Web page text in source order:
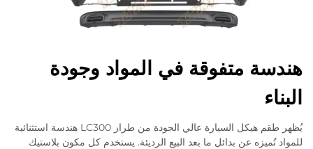
هندسة متفوقة في المواد وجودة
البناء
يُظهر طقم هيكل السيارة عالي الجودة من طراز LC300 هندسة استثنائية
للمواد تُميزه عن بدائل ما بعد البيع الرديئة. يستخدم كل مكون بلاستيك